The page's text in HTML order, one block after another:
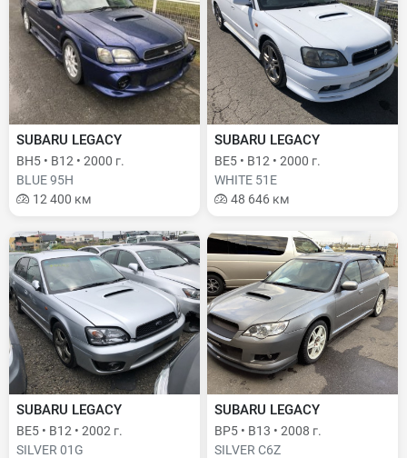
SUBARU LEGACY
BH5 • B12 • 2000 г.
BLUE 95H
12 400 км
SUBARU LEGACY
BE5 • B12 • 2000 г.
WHITE 51E
48 646 км
SUBARU LEGACY
BE5 • B12 • 2002 г.
SILVER 01G
SUBARU LEGACY
BP5 • B13 • 2008 г.
SILVER C6Z